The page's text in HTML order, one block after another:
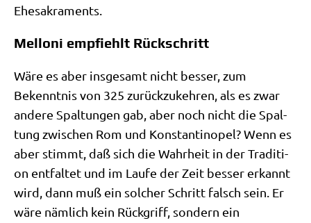
Ehesakraments.
Melloni empfiehlt Rückschritt
Wäre es aber ins­ge­samt nicht bes­ser, zum
Bekennt­nis von 325 zurück­zu­keh­ren, als es zwar
ande­re Spal­tun­gen gab, aber noch nicht die Spal­
tung zwi­schen Rom und Kon­stan­ti­no­pel? Wenn es
aber stimmt, daß sich die Wahr­heit in der Tra­di­ti­
on ent­fal­tet und im Lau­fe der Zeit bes­ser erkannt
wird, dann muß ein sol­cher Schritt falsch sein. Er
wäre näm­lich kein Rück­griff, son­dern ein